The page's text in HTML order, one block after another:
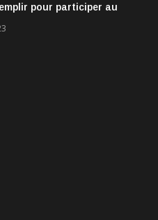
pour participer au